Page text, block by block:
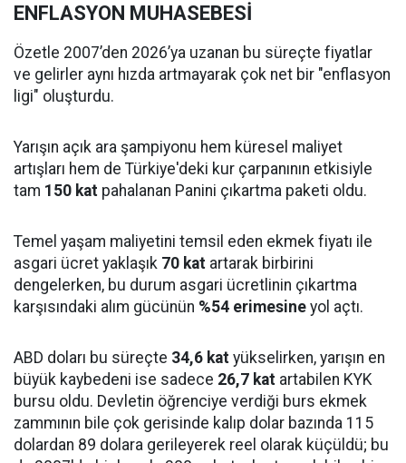
ENFLASYON MUHASEBESİ
Özetle 2007’den 2026’ya uzanan bu süreçte fiyatlar
ve gelirler aynı hızda artmayarak çok net bir "enflasyon
ligi" oluşturdu.
Yarışın açık ara şampiyonu hem küresel maliyet
artışları hem de Türkiye'deki kur çarpanının etkisiyle
tam 150 kat pahalanan Panini çıkartma paketi oldu.
Temel yaşam maliyetini temsil eden ekmek fiyatı ile
asgari ücret yaklaşık 70 kat artarak birbirini
dengelerken, bu durum asgari ücretlinin çıkartma
karşısındaki alım gücünün %54 erimesine yol açtı.
ABD doları bu süreçte 34,6 kat yükselirken, yarışın en
büyük kaybedeni ise sadece 26,7 kat artabilen KYK
bursu oldu. Devletin öğrenciye verdiği burs ekmek
zammının bile çok gerisinde kalıp dolar bazında 115
dolardan 89 dolara gerileyerek reel olarak küçüldü; bu